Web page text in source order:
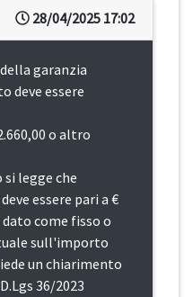
28/04/2025 17:02
garanzia
deve essere
o altro
legge che
essere pari a €
dato come fisso o
sull'importo
un chiarimento
36/2023